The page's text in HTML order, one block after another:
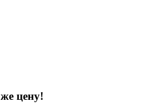
цену!